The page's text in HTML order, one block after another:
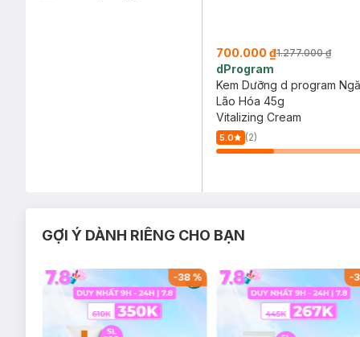
700.000 ₫1.277.000 ₫
dProgram
Kem Dưỡng d program
Lão Hóa 45g
Vitalizing Cream
5.0
(2)
GỢI Ý DÀNH RIÊNG CHO BẠN
-38% -